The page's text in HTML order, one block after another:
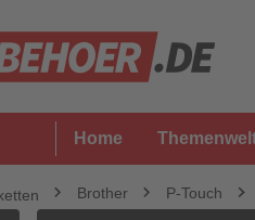
Home
Brother P-Touch